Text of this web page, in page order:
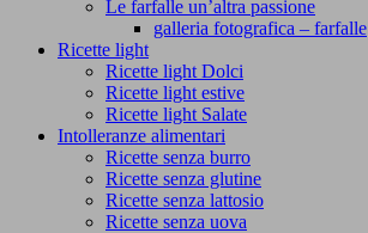
Le farfalle un’altra passione
galleria fotografica – farfalle
Ricette light
Ricette light Dolci
Ricette light estive
Ricette light Salate
Intolleranze alimentari
Ricette senza burro
Ricette senza glutine
Ricette senza lattosio
Ricette senza uova